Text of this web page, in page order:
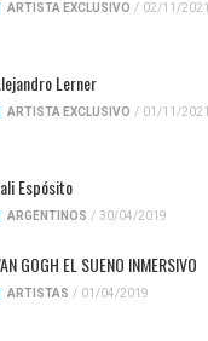
ARTISTA EXCLUSIVO / 02/11/2021
Lerner
ARTISTA EXCLUSIVO / 01/11/2021
Espósito
ARGENTINOS / 30/04/2019
GOGH EL SUENO INMERSIVO
ARTISTAS / 01/04/2019